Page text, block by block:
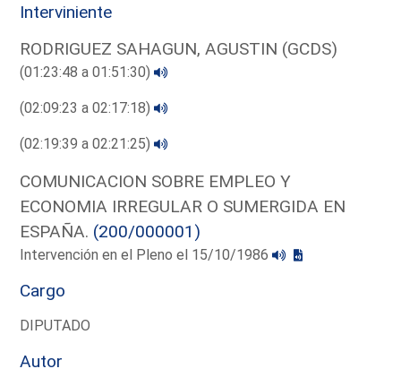
Interviniente
RODRIGUEZ SAHAGUN, AGUSTIN (GCDS)
(01:23:48 a 01:51:30)
(02:09:23 a 02:17:18)
(02:19:39 a 02:21:25)
COMUNICACION SOBRE EMPLEO Y
ECONOMIA IRREGULAR O SUMERGIDA EN
ESPAÑA. (200/000001)
Intervención en el Pleno el 15/10/1986
Cargo
DIPUTADO
Autor